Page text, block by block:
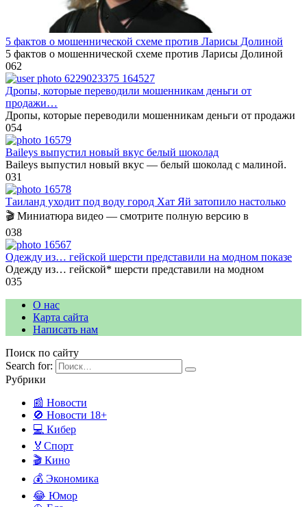
5 фактов о мошеннической схеме против Ларисы Долиной
5 фактов о мошеннической схеме против Ларисы Долиной
062
Дропы, которые переводили мошенникам деньги от
продажи…
Дропы, которые переводили мошенникам деньги от продажи
054
Baileys выпустил новый вкус белый шоколад
Baileys выпустил новый вкус — белый шоколад с малиной.
031
Таиланд уходит под воду город Хат Яй затопило настолько
🎬 Миниатюра видео — смотрите полную версию в
038
Одежду из… гейской шерсти представили на модном показе
Одежду из… гейской* шерсти представили на модном
035
О нас
Карта сайта
Написать нам
Поиск по сайту
Search for:
Рубрики
📰 Новости
🚫 Новости 18+
💻 Кибер
🏅Спорт
🎬 Кино
💰 Экономика
😂 Юмор